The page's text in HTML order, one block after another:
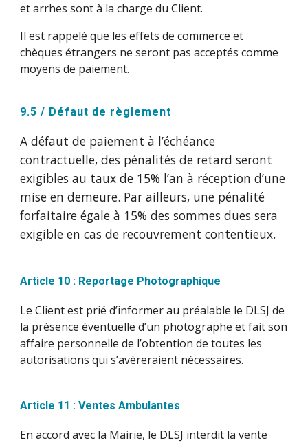
et arrhes sont à la charge du Client.
Il est rappelé que les effets de commerce et
chèques étrangers ne seront pas acceptés comme
moyens de paiement.
9.5 / Défaut de règlement
A défaut de paiement à l’échéance
contractuelle, des pénalités de retard seront
exigibles au taux de 15% l’an à réception d’une
mise en demeure. Par ailleurs, une pénalité
forfaitaire égale à 15% des sommes dues sera
exigible en cas de recouvrement contentieux.
Article 10 : Reportage Photographique
Le Client est prié d’informer au préalable le DLSJ de
la présence éventuelle d’un photographe et fait son
affaire personnelle de l’obtention de toutes les
autorisations qui s’avèreraient nécessaires.
Article 11 : Ventes Ambulantes
En accord avec la Mairie, le DLSJ interdit la vente